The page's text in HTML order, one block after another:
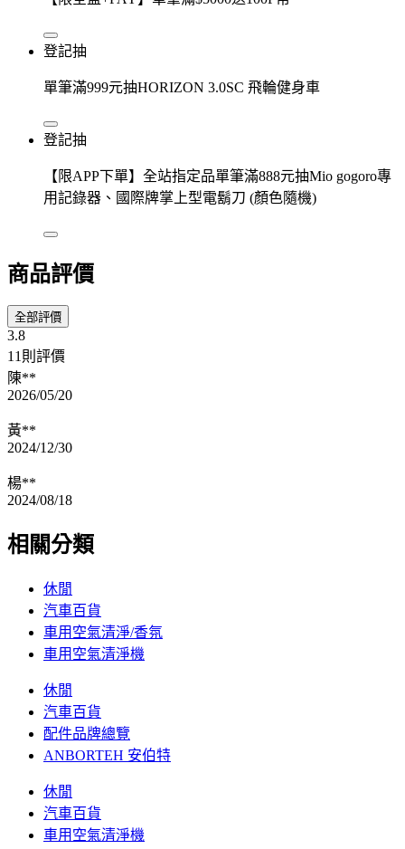
登記抽
單筆滿999元抽HORIZON 3.0SC 飛輪健身車
登記抽
【限APP下單】全站指定品單筆滿888元抽Mio gogoro專
用記錄器、國際牌掌上型電鬍刀 (顏色隨機)
商品評價
全部評價
3.8
11則評價
陳**
2026/05/20
黃**
2024/12/30
楊**
2024/08/18
相關分類
休閒
汽車百貨
車用空氣清淨/香氛
車用空氣清淨機
休閒
汽車百貨
配件品牌總覽
ANBORTEH 安伯特
休閒
汽車百貨
車用空氣清淨機